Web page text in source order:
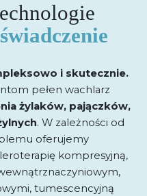
i skutecznie.
pełen wachlarz
żylaków, pajączków,
. W zależności od
oferujemy
kompresyjną,
tumescencyjną